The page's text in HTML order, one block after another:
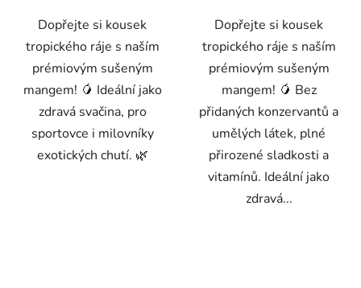
Dopřejte si kousek
tropického ráje s naším
prémiovým sušeným
mangem! 🥭 Ideální jako
zdravá svačina, pro
sportovce i milovníky
exotických chutí. 🌿
Dopřejte si kousek
tropického ráje s naším
prémiovým sušeným
mangem! 🥭 Bez
přidaných konzervantů a
umělých látek, plné
přirozené sladkosti a
vitamínů. Ideální jako
zdravá...